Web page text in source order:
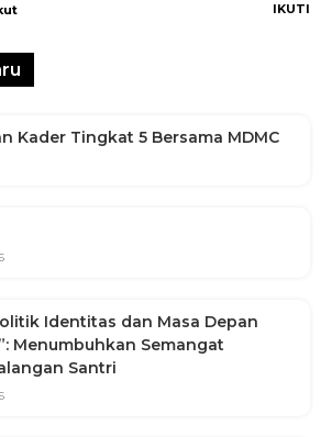
IKUTI
Kader Tingkat 5 Bersama MDMC
Identitas dan Masa Depan
Menumbuhkan Semangat
Santri